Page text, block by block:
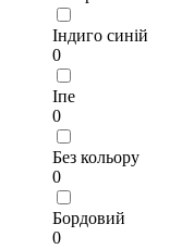
Індиго синій
0
Іпе
0
Без кольору
0
Бордовий
0